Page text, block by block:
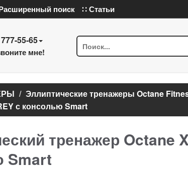
поиск ∷ Статьи
55-65
мне!
Эллиптические тренажеры Octane
с консолью Smart
тренажер Octane
Smart